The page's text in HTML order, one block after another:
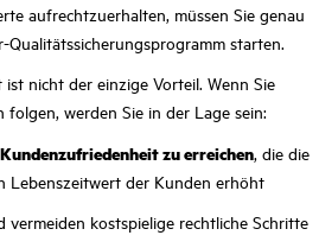
aufrechtzuerhalten, müssen Sie genau
Qualitätssicherungsprogramm starten.
nicht der einzige Vorteil. Wenn Sie
folgen, werden Sie in der Lage sein:
zu erreichen, die die
Lebenszeitwert der Kunden erhöht
vermeiden kostspielige rechtliche Schritte